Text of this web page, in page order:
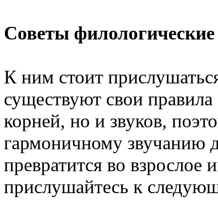
Советы филологические
К ним стоит
существуют свои правила
корней, но и звуков,
гармоничному звучанию
превратится во
прислушайтесь к